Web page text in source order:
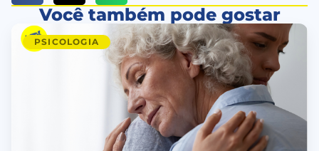
Você também pode gostar
PSICOLOGIA